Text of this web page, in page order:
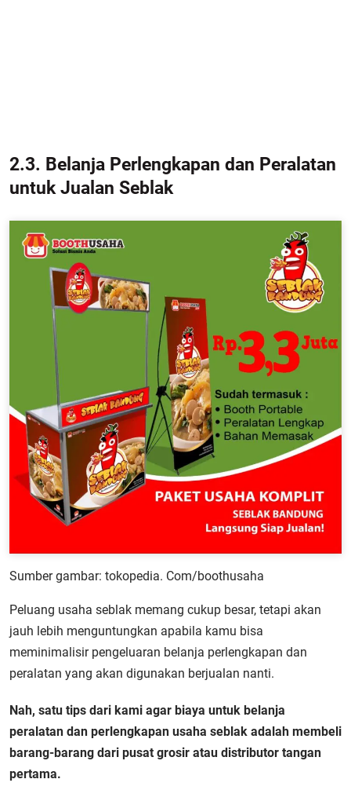
2.3. Belanja Perlengkapan dan Peralatan
untuk Jualan Seblak
Sumber gambar: tokopedia. Com/boothusaha
Peluang usaha seblak memang cukup besar, tetapi akan
jauh lebih menguntungkan apabila kamu bisa
meminimalisir pengeluaran belanja perlengkapan dan
peralatan yang akan digunakan berjualan nanti.
Nah, satu tips dari kami agar biaya untuk belanja
peralatan dan perlengkapan usaha seblak adalah membeli
barang-barang dari pusat grosir atau distributor tangan
pertama.